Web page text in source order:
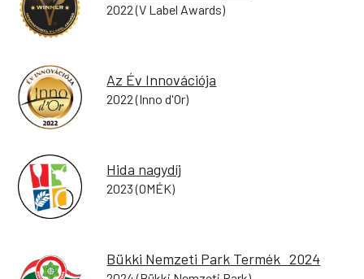
2022 (V Label Awards)
Az Év Innovációja
2022 (Inno d'Or)
Hida nagydíj
2023 (OMÉK)
Bükki Nemzeti Park Termék 2024